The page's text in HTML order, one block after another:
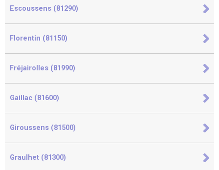
Escoussens (81290)
Florentin (81150)
Fréjairolles (81990)
Gaillac (81600)
Giroussens (81500)
Graulhet (81300)